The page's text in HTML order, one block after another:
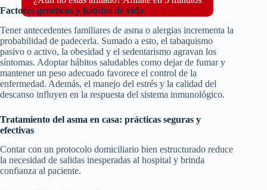
Factores genéticos y hábitos de vida
Tener antecedentes familiares de asma o alergias incrementa la
probabilidad de padecerla. Sumado a esto, el tabaquismo
pasivo o activo, la obesidad y el sedentarismo agravan los
síntomas. Adoptar hábitos saludables como dejar de fumar y
mantener un peso adecuado favorece el control de la
enfermedad. Además, el manejo del estrés y la calidad del
descanso influyen en la respuesta del sistema inmunológico.
Tratamiento del asma en casa: prácticas seguras y
efectivas
Contar con un protocolo domiciliario bien estructurado reduce
la necesidad de salidas inesperadas al hospital y brinda
confianza al paciente.